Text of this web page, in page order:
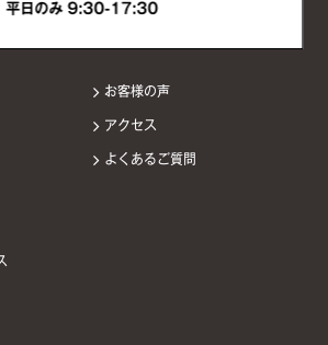
平日のみ 9:30-17:30
お客様の声
アクセス
よくあるご質問